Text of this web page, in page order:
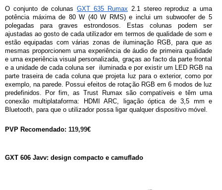
O conjunto de colunas GXT 635 Rumax 2.1 stereo reproduz a uma
potência máxima de 80 W (40 W RMS) e inclui um subwoofer de 5
polegadas para graves estrondosos. Estas colunas podem ser
ajustadas ao gosto de cada utilizador em termos de qualidade de som e
estão equipadas com várias zonas de iluminação RGB, para que as
mesmas proporcionem uma experiência de áudio de primeira qualidade
e uma experiência visual personalizada, graças ao facto da parte frontal
e a unidade de cada coluna ser  iluminada e por existir um LED RGB na
parte traseira de cada coluna que projeta luz para o exterior, como por
exemplo, na parede. Possui efeitos de rotação RGB em 6 modos de luz
predefinidos. Por fim, as Trust Rumax são compatíveis e têm uma
conexão multiplataforma: HDMI ARC, ligação óptica de 3,5 mm e
Bluetooth, para que o utilizador possa ligar qualquer dispositivo móvel.
PVP Recomendado: 119,99€
GXT 606 Javv: design compacto e camuflado